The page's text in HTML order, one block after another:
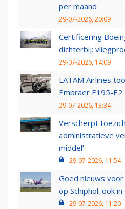
per maand
29-07-2026, 20:09
Certificering
dichterbij:
29-07-2026, 14:09
LATAM Airlines
Embraer E195-E2
29-07-2026, 13:34
Verscherpt
administratieve
middel’
29-07-2026, 11:54
Goed nieuws
op Schiphol: ook
29-07-2026, 11:20